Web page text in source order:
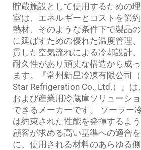
貯蔵施設として使用するための
室は、エネルギーとコストを節
熱材、そのような条件下で製品
に延ばすための優れた温度管理
貫した空気流れによる冷却設計
耐久性があり頑丈な構造から成
ます。『常州新星冷凍有限公司
Star Refrigeration Co., Ltd.）』
および産業用冷蔵庫ソリューシ
できるメーカーです。 ソーラー
は約束された性能を発揮するよ
顧客が求める高い基準への適合
に、使用される材料のあらゆる